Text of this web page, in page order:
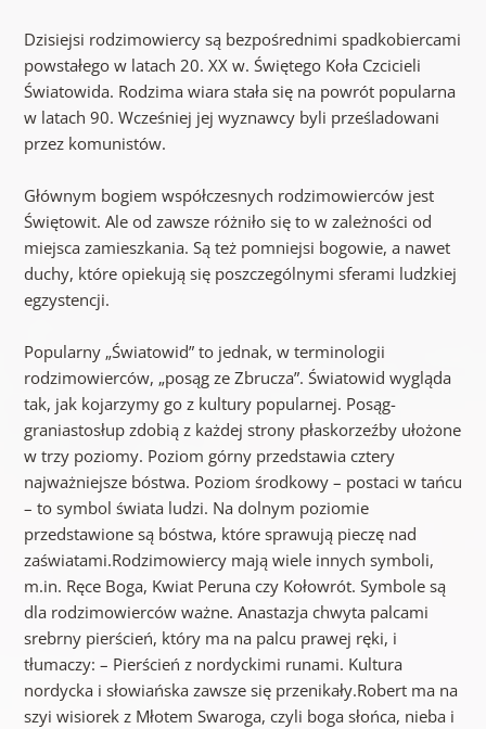
Dzisiejsi rodzimowiercy są bezpośrednimi spadkobiercami
powstałego w latach 20. XX w. Świętego Koła Czcicieli
Światowida. Rodzima wiara stała się na powrót popularna
w latach 90. Wcześniej jej wyznawcy byli prześladowani
przez komunistów.
Głównym bogiem współczesnych rodzimowierców jest
Świętowit. Ale od zawsze różniło się to w zależności od
miejsca zamieszkania. Są też pomniejsi bogowie, a nawet
duchy, które opiekują się poszczególnymi sferami ludzkiej
egzystencji.
Popularny „Światowid” to jednak, w terminologii
rodzimowierców, „posąg ze Zbrucza”. Światowid wygląda
tak, jak kojarzymy go z kultury popularnej. Posąg-
graniastosłup zdobią z każdej strony płaskorzeźby ułożone
w trzy poziomy. Poziom górny przedstawia cztery
najważniejsze bóstwa. Poziom środkowy – postaci w tańcu
– to symbol świata ludzi. Na dolnym poziomie
przedstawione są bóstwa, które sprawują pieczę nad
zaświatami.Rodzimowiercy mają wiele innych symboli,
m.in. Ręce Boga, Kwiat Peruna czy Kołowrót. Symbole są
dla rodzimowierców ważne. Anastazja chwyta palcami
srebrny pierścień, który ma na palcu prawej ręki, i
tłumaczy: – Pierścień z nordyckimi runami. Kultura
nordycka i słowiańska zawsze się przenikały.Robert ma na
szyi wisiorek z Młotem Swaroga, czyli boga słońca, nieba i